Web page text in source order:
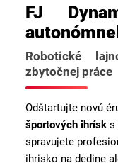
FJ
Robotické
zbytočnej práce
Odštartujte novú
športových ihrísk s
spravujete
ihrisko na dedine